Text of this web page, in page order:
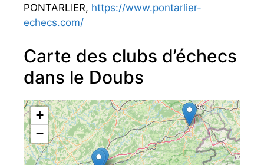
PONTARLIER, https://www.pontarlier-
echecs.com/
Carte des clubs d’échecs
dans le Doubs
+
−